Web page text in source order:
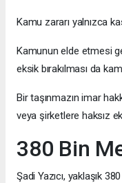
Kamu zararı yalnızca
Kamunun elde etmesi
eksik bırakılması da
Bir taşınmazın imar
veya şirketlere haksız
380 Bin
Şadi Yazıcı, yaklaşık